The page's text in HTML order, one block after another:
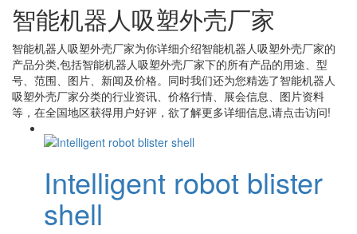
智能机器人吸塑外壳厂家
智能机器人吸塑外壳厂家为你详细介绍智能机器人吸塑外壳厂家的
产品分类,包括智能机器人吸塑外壳厂家下的所有产品的用途、型
号、范围、图片、新闻及价格。同时我们还为您精选了智能机器人
吸塑外壳厂家分类的行业资讯、价格行情、展会信息、图片资料
等，在全国地区获得用户好评，欲了解更多详细信息,请点击访问!
Intelligent robot blister
shell